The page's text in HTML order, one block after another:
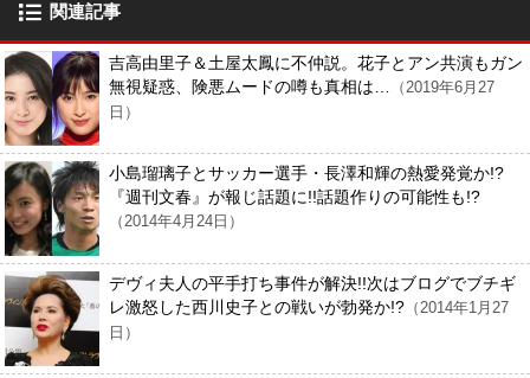
関連記事
吉高由里子＆土屋太鳳に不仲説。花子とアン共演もガン
無視疑惑、険悪ムードの噂も真相は…
（2019年6月27
日）
小島瑠璃子とサッカー選手・長澤和輝の熱愛発覚か!?
『週刊文春』が報じ話題に!!話題作りの可能性も!?
（2014年4月24日）
デヴィ夫人の平手打ち事件が解決!!次はブログでブチギ
レ激怒した西川史子との戦いが勃発か!? （2014年1月27
日）